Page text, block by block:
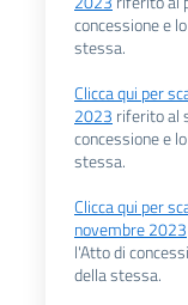
concessione e
stessa.
Clicca qui per
2023 riferito al
concessione e
stessa.
Clicca qui per
novembre 2023
l'Atto di
della stessa.